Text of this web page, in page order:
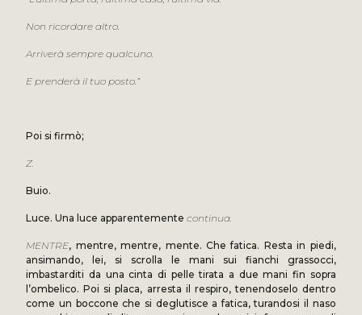
Non ricordare altro.
Arriverà sempre qualcuno.
E prenderà il tuo posto.”
Poi si firmò;
Z.
Buio.
Luce. Una luce apparentementecontinua.
MENTRE, mentre, mentre, mente. Che fatica. Resta in piedi,
ansimando, lei, si scrolla le mani sui fianchi grassocci,
imbastarditi da una cinta di pelle tirata a due mani fin sopra
l’ombelico. Poi si placa, arresta il respiro, tenendoselo dentro
come un boccone che si deglutisce a fatica, turandosi il naso